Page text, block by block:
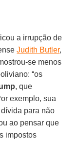
a irrupção de
Judith Butler,
se menos
“os
, que
exemplo, sua
para não
ao pensar que
impostos